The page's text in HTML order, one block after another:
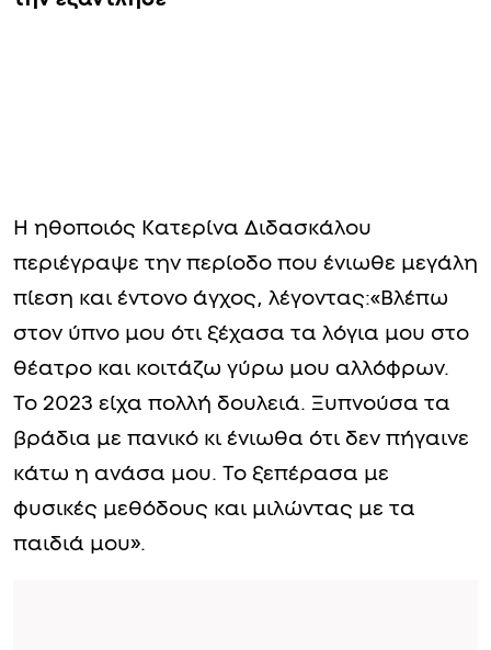
Η ηθοποιός Κατερίνα Διδασκάλου
περιέγραψε την περίοδο που ένιωθε μεγάλη
πίεση και έντονο άγχος, λέγοντας:«Βλέπω
στον ύπνο μου ότι ξέχασα τα λόγια μου στο
θέατρο και κοιτάζω γύρω μου αλλόφρων.
Το 2023 είχα πολλή δουλειά. Ξυπνούσα τα
βράδια με πανικό κι ένιωθα ότι δεν πήγαινε
κάτω η ανάσα μου. Το ξεπέρασα με
φυσικές μεθόδους και μιλώντας με τα
παιδιά μου».